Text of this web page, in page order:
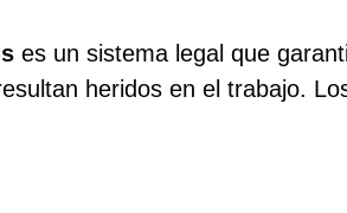
es un sistema legal que
heridos en el trabajo.